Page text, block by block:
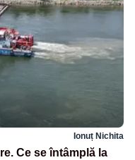
Ionuț Nichita
Ce se întâmplă la